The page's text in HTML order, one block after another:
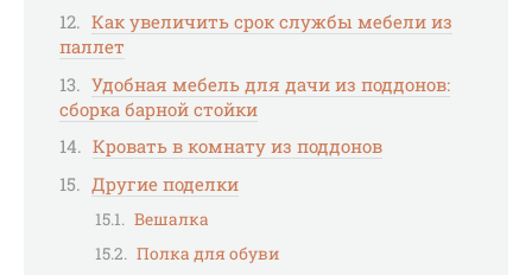
Как увеличить срок службы мебели из
паллет
Удобная мебель для дачи из поддонов:
сборка барной стойки
Кровать в комнату из поддонов
Другие поделки
Вешалка
Полка для обуви